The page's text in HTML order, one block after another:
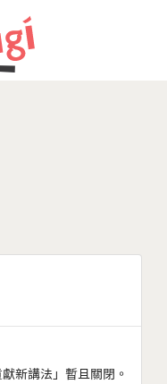
新講法」暫且關閉。